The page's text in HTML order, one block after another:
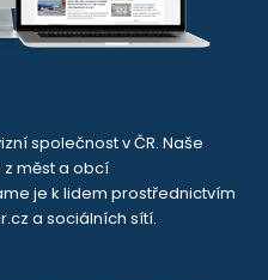
společnost v ČR. Naše
měst a obcí
je k lidem prostřednictvím
a sociálních sítí.